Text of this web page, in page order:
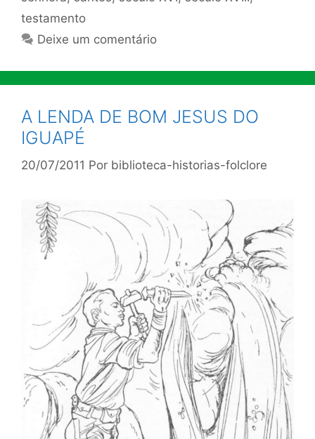
testamento
Deixe um comentário
A LENDA DE BOM JESUS DO
IGUAPÉ
20/07/2011 Por biblioteca-historias-folclore